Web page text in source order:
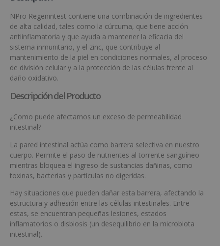
NPro Regenintest contiene una combinación de ingredientes
de alta calidad, tales como la cúrcuma, que tiene acción
antiinflamatoria y que ayuda a mantener la eficacia del
sistema inmunitario, y el zinc, que contribuye al
mantenimiento de la piel en condiciones normales, al proceso
de división celular y a la protección de las células frente al
daño oxidativo.
Descripción del Producto
¿Como puede afectarnos un exceso de permeabilidad
intestinal?
La pared intestinal actúa como barrera selectiva en nuestro
cuerpo. Permite el paso de nutrientes al torrente sanguíneo
mientras bloquea el ingreso de sustancias dañinas, como
toxinas, bacterias y partículas no digeridas.
Hay situaciones que pueden dañar esta barrera, afectando la
estructura y adhesión entre las células intestinales. Entre
estas, se encuentran pequeñas lesiones, estados
inflamatorios o disbiosis (un desequilibrio en la microbiota
intestinal).